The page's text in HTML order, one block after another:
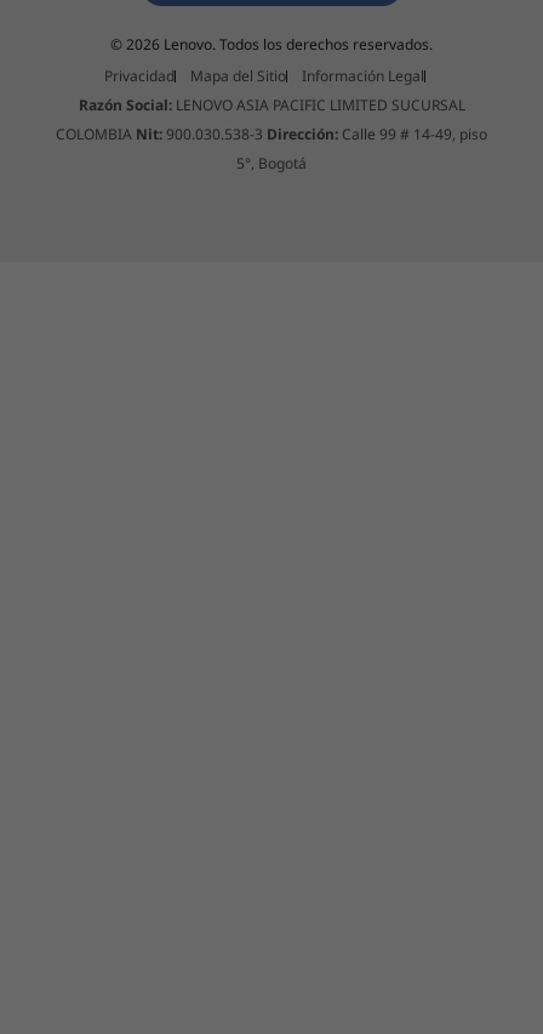
© 2026 Lenovo. Todos los derechos reservados.
Privacidad
Mapa del Sitio
Información Legal
Razón Social:LENOVO ASIA PACIFIC LIMITED SUCURSAL
COLOMBIA Nit:900.030.538-3 Dirección: Calle 99 # 14-49, piso
5°, Bogotá